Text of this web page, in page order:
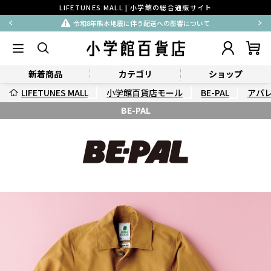
LIFETUNES MALL | 小学館の総合通販サイト
令和8年熊本地震に伴う配送への影響について
新着商品 カテゴリ
ショップ
LIFETUNES MALL
小学館百貨店モール BE-PAL
アパ
BE-PAL